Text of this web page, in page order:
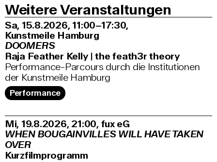
Weitere Veranstaltungen
Sa, 15.8.2026 11:00–17:30,
Kunstmeile Hamburg
DOOMERS
Raja Feather Kelly | the feath3r theory
Performance-Parcours durch die Institutionen
der Kunstmeile Hamburg
Performance
Mi, 19.8.2026 21:00, fux eG
WHEN BOUGAINVILLES WILL HAVE TAKEN
OVER
Kurzfilmprogramm